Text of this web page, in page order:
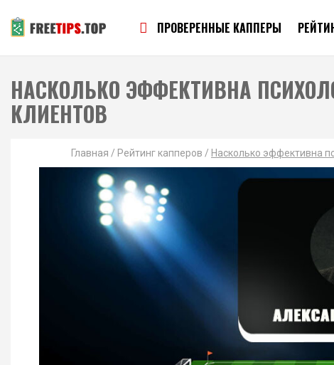
ПРОВЕРЕННЫЕ КАППЕРЫ
НАСКОЛЬКО ЭФФЕКТИВНА
КЛИЕНТОВ
Главная / Рейтинг капперов / Насколько эффективна